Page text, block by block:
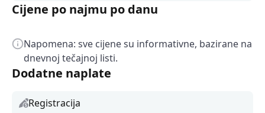
Cijene po najmu po danu
Napomena: sve cijene su informativne, bazirane na
dnevnoj tečajnoj listi.
Dodatne naplate
Registracija